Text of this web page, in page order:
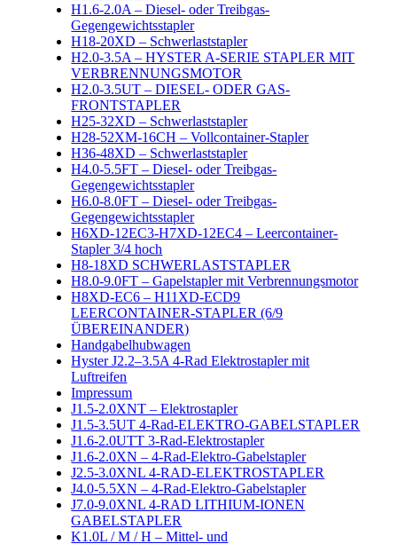
H1.6-2.0A – Diesel- oder Treibgas-
Gegengewichtsstapler
H18-20XD – Schwerlaststapler
H2.0-3.5A – HYSTER A-SERIE STAPLER MIT
VERBRENNUNGSMOTOR
H2.0-3.5UT – DIESEL- ODER GAS-
FRONTSTAPLER
H25-32XD – Schwerlaststapler
H28-52XM-16CH – Vollcontainer-Stapler
H36-48XD – Schwerlaststapler
H4.0-5.5FT – Diesel- oder Treibgas-
Gegengewichtsstapler
H6.0-8.0FT – Diesel- oder Treibgas-
Gegengewichtsstapler
H6XD-12EC3-H7XD-12EC4 – Leercontainer-
Stapler 3/4 hoch
H8-18XD SCHWERLASTSTAPLER
H8.0-9.0FT – Gapelstapler mit Verbrennungsmotor
H8XD-EC6 – H11XD-ECD9
LEERCONTAINER-STAPLER (6/9
ÜBEREINANDER)
Handgabelhubwagen
Hyster J2.2–3.5A 4-Rad Elektrostapler mit
Luftreifen
Impressum
J1.5-2.0XNT – Elektrostapler
J1.5-3.5UT 4-Rad-ELEKTRO-GABELSTAPLER
J1.6-2.0UTT 3-Rad-Elektrostapler
J1.6-2.0XN – 4-Rad-Elektro-Gabelstapler
J2.5-3.0XNL 4-RAD-ELEKTROSTAPLER
J4.0-5.5XN – 4-Rad-Elektro-Gabelstapler
J7.0-9.0XNL 4-RAD LITHIUM-IONEN
GABELSTAPLER
K1.0L / M / H – Mittel- und